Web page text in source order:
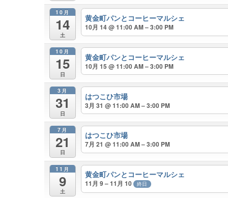
10月
14
土
黄金町パンとコーヒーマルシェ
10月 14 @ 11:00 AM – 3:00 PM
10月
15
日
黄金町パンとコーヒーマルシェ
10月 15 @ 11:00 AM – 3:00 PM
3月
31
日
はつこひ市場
3月 31 @ 11:00 AM – 3:00 PM
7月
21
日
はつこひ市場
7月 21 @ 11:00 AM – 3:00 PM
11月
9
土
黄金町パンとコーヒーマルシェ
11月 9 – 11月 10 終日